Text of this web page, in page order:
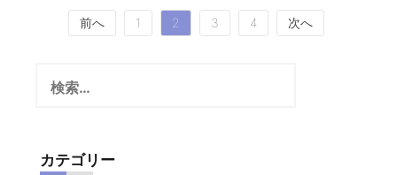
の
前へ 1 2 3 4 次へ
カテゴリー